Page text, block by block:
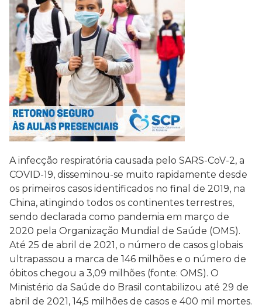
A infecção respiratória causada pelo SARS-CoV-2, a
COVID-19, disseminou-se muito rapidamente desde
os primeiros casos identificados no final de 2019, na
China, atingindo todos os continentes terrestres,
sendo declarada como pandemia em março de
2020 pela Organização Mundial de Saúde (OMS).
Até 25 de abril de 2021, o número de casos globais
ultrapassou a marca de 146 milhões e o número de
óbitos chegou a 3,09 milhões (fonte: OMS). O
Ministério da Saúde do Brasil contabilizou até 29 de
abril de 2021, 14,5 milhões de casos e 400 mil mortes.